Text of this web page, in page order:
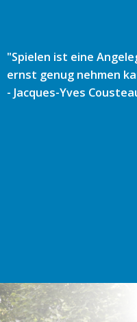
"Spielen ist eine
ernst genug nehmen
- Jacques-Yves